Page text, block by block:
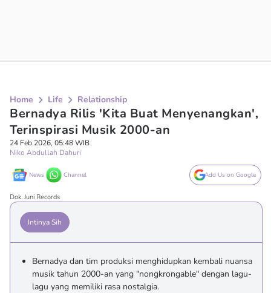
Home Life Relationship
Bernadya Rilis 'Kita Buat Menyenangkan',
Terinspirasi Musik 2000-an
24 Feb 2026, 05:48 WIB
Niko Abdullah Dahuri
News Channel Add Us on Google
Dok. Juni Records
Intinya Sih
Bernadya dan tim produksi menghidupkan kembali nuansa
musik tahun 2000-an yang "nongkrongable" dengan lagu-
lagu yang memiliki rasa nostalgia.